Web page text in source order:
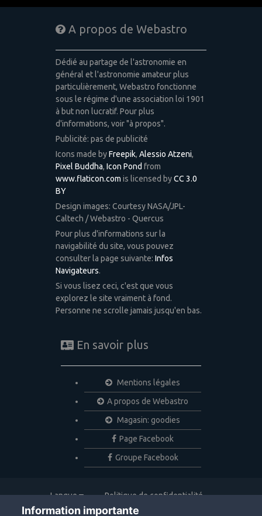
A propos de Webastro
Dédié au partage de l'astronomie en
général et l'astronomie amateur plus
particulièrement, Webastro fonctionne
sous le régime d'une association loi 1901
à but non lucratif. Pour plus
d'informations, voir "à propos".
Publicité: pas de publicité
Icons made byFreepik, Alessio Atzeni,
Pixel Buddha, Icon Pond from
www.flaticon.com is licensed byCC 3.0
BY
Design images: Courtesy NASA/JPL-
Caltech / Webastro - Quercus
Pour plus d'informations sur la
navigabilité du site, vous pouvez
consulter la page suivante: Infos
Navigateurs.
Si vous lisez ceci, c'est que vous
explorez le site vraiment à fond.
Personne ne scrolle jamais jusqu'en bas.
En savoir plus
Mentions légales
A propos de Webastro
Magasin: goodies
Page Facebook
Groupe Facebook
Langue
Politique de confidentialité
Nous contacter
Information importante